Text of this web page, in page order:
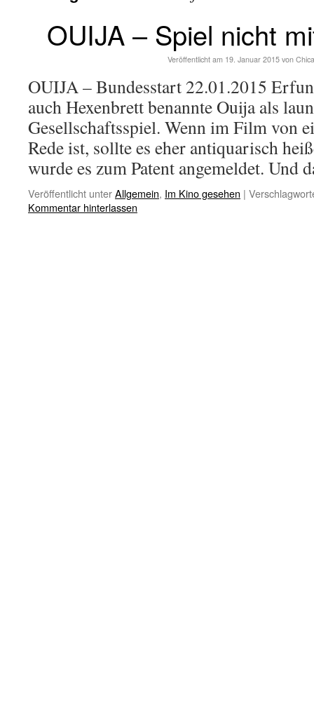
OUIJA – Spiel nicht
Veröffentlicht am 19. Januar 2015 von
OUIJA – Bundesstart 22.01.2015
auch Hexenbrett benannte Ouija als
Gesellschaftsspiel. Wenn im Film von
Rede ist, sollte es eher antiquarisch
wurde es zum Patent angemeldet.
Veröffentlicht unterAllgemein, Im Kino gesehen |
Kommentar hinterlassen